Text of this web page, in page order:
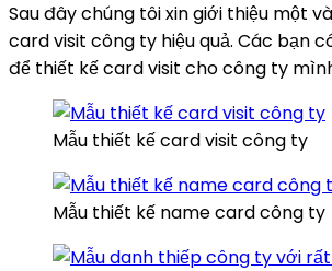
Sau đây chúng tôi xin giới thiệu một
card visit công ty hiệu quả. Các bạn
để thiết kế card visit cho công ty
Mẫu thiết kế card visit công ty
Mẫu thiết kế name card công ty